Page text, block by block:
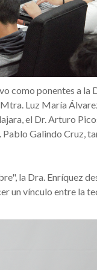
como ponentes a la
Luz María
el Dr. Arturo
Galindo Cruz,
la Dra. Enríquez
un vínculo entre la